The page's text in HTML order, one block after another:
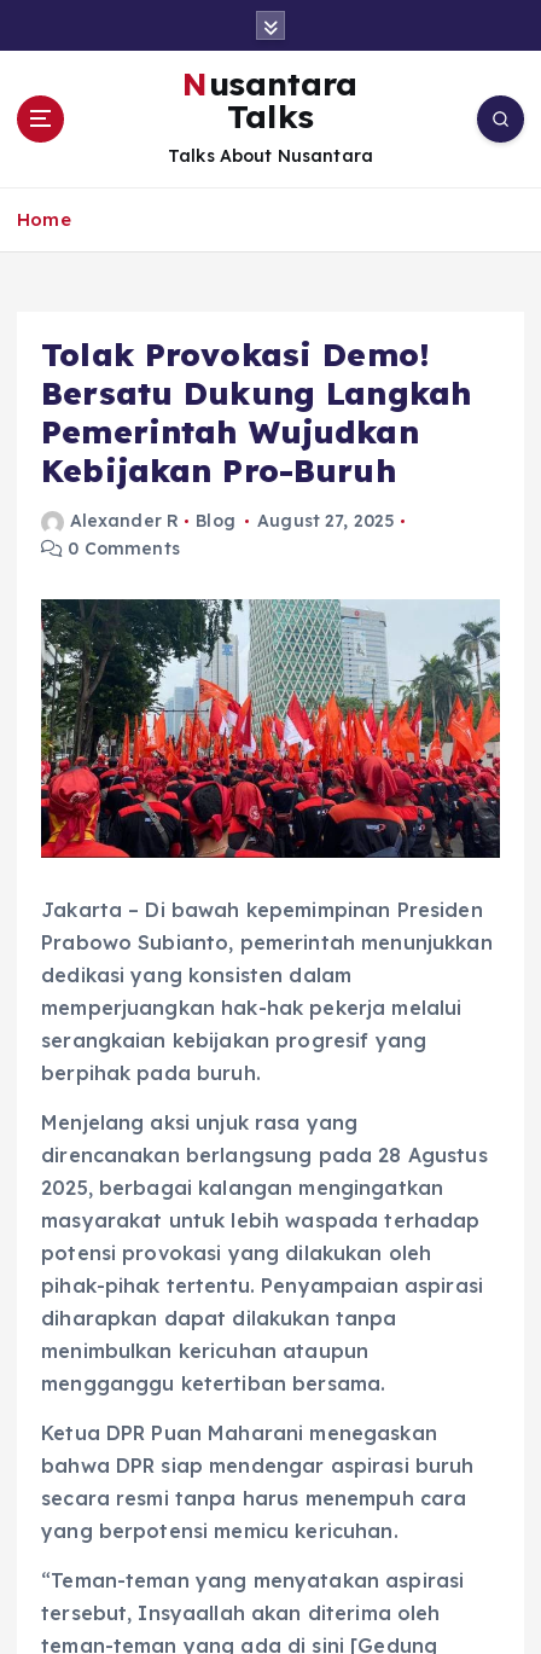
Nusantara
Talks
Talks About Nusantara
Home
Tolak Provokasi Demo!
Bersatu Dukung Langkah
Pemerintah Wujudkan
Kebijakan Pro-Buruh
Alexander R Blog
August 27, 2025
0 Comments
Jakarta – Di bawah kepemimpinan Presiden
Prabowo Subianto, pemerintah menunjukkan
dedikasi yang konsisten dalam
memperjuangkan hak-hak pekerja melalui
serangkaian kebijakan progresif yang
berpihak pada buruh.
Menjelang aksi unjuk rasa yang
direncanakan berlangsung pada 28 Agustus
2025, berbagai kalangan mengingatkan
masyarakat untuk lebih waspada terhadap
potensi provokasi yang dilakukan oleh
pihak-pihak tertentu. Penyampaian aspirasi
diharapkan dapat dilakukan tanpa
menimbulkan kericuhan ataupun
mengganggu ketertiban bersama.
Ketua DPR Puan Maharani menegaskan
bahwa DPR siap mendengar aspirasi buruh
secara resmi tanpa harus menempuh cara
yang berpotensi memicu kericuhan.
“Teman-teman yang menyatakan aspirasi
tersebut, Insyaallah akan diterima oleh
teman-teman yang ada di sini [Gedung